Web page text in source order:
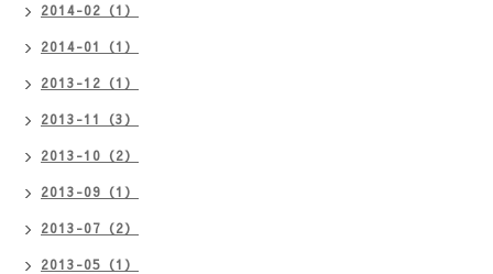
2014-02（1）
2014-01（1）
2013-12（1）
2013-11（3）
2013-10（2）
2013-09（1）
2013-07（2）
2013-05（1）